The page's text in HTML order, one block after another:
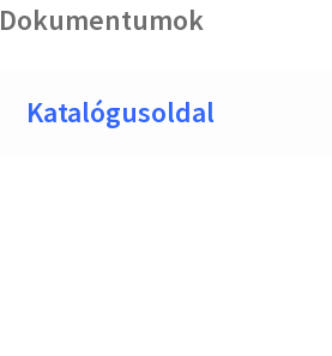
Dokumentumok
Katalógusoldal